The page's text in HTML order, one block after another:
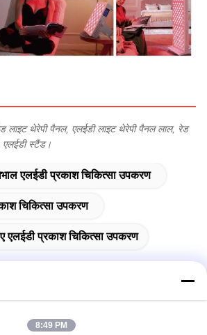
लाइट थेरेपी पैनल, एलईडी लाइट थेरेपी पैनल लाल, रेड
एलईडी स्टैंड।
एलईडी प्रकाश चिकित्सा उपकरण
चिकित्सा उपकरण
एलईडी प्रकाश चिकित्सा उपकरण
8:49 PM